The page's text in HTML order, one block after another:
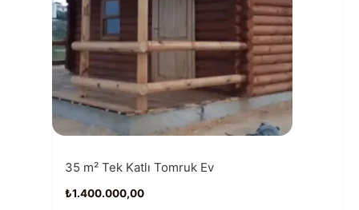
35 m² Tek Katlı Tomruk Ev
₺1.400.000,00